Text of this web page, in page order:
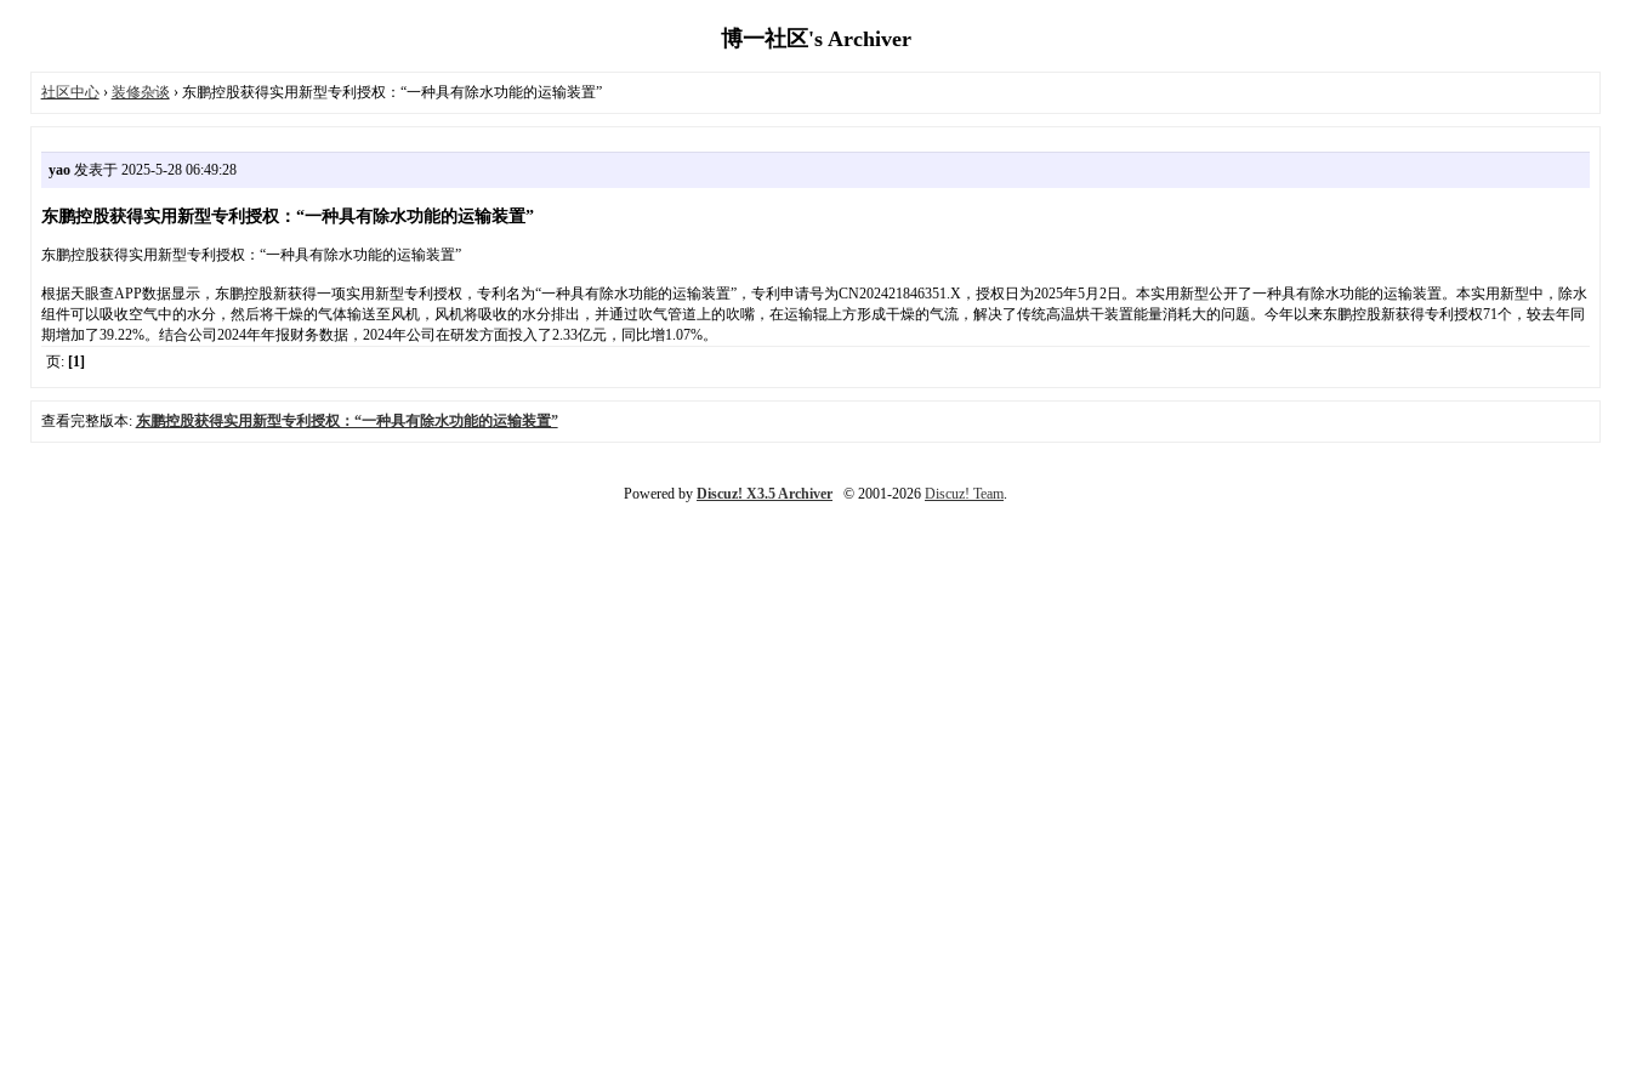
博一社区's Archiver
社区中心› 装修杂谈 › 东鹏控股获得实用新型专利授权：“一种具有除水功能的运输装置”
yao发表于 2025-5-28 06:49:28
东鹏控股获得实用新型专利授权：“一种具有除水功能的运输装置”
东鹏控股获得实用新型专利授权：“一种具有除水功能的运输装置”
根据天眼查APP数据显示，东鹏控股新获得一项实用新型专利授权，专利名为“一种具有除水功能的运输装置”，专利申请号为CN202421846351.X，授权日为2025年5月2日。本实用新型公开了一种具有除水功能的运输装置。本实用新型中，除水
组件可以吸收空气中的水分，然后将干燥的气体输送至风机，风机将吸收的水分排出，并通过吹气管道上的吹嘴，在运输辊上方形成干燥的气流，解决了传统高温烘干装置能量消耗大的问题。今年以来东鹏控股新获得专利授权71个，较去年同
期增加了39.22%。结合公司2024年年报财务数据，2024年公司在研发方面投入了2.33亿元，同比增1.07%。
页: [1]
查看完整版本: 东鹏控股获得实用新型专利授权：“一种具有除水功能的运输装置”
Powered by Discuz! X3.5 Archiver © 2001-2026 Discuz! Team.